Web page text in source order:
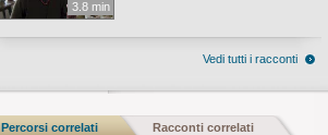
3.8 min
Vedi tutti i racconti
Percorsi correlati Racconti correlati